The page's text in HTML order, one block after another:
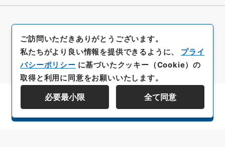
資料群階層を表示する
ご訪問いただきありがとうございます。
私たちがより良い情報を提供できるように、 プライ
バシーポリシー に基づいたクッキー（Cookie）の
取得と利用に同意をお願いいたします。
必要最小限 全て同意